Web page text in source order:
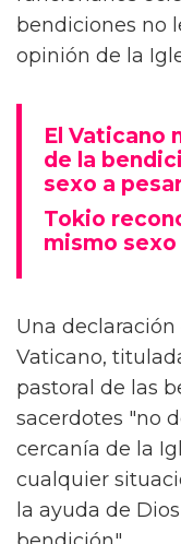
bendiciones no
opinión de la
El Vaticano
de la
sexo a
Tokio
mismo sexo
Una
Vaticano,
pastoral de las
sacerdotes "no
cercanía de la
cualquier
la ayuda de